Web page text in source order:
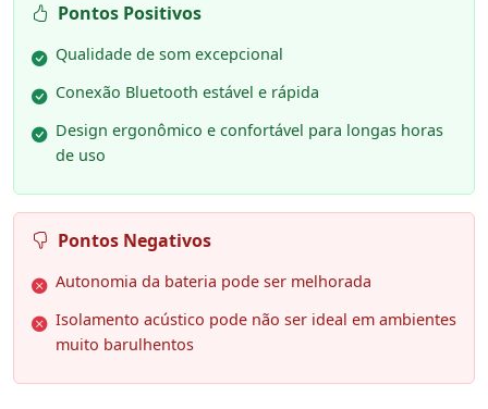
Pontos Positivos
Qualidade de som excepcional
Conexão Bluetooth estável e rápida
Design ergonômico e confortável para longas horas
de uso
Pontos Negativos
Autonomia da bateria pode ser melhorada
Isolamento acústico pode não ser ideal em ambientes
muito barulhentos